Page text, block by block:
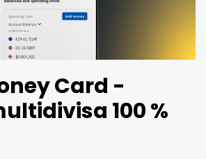
Card -
100 %